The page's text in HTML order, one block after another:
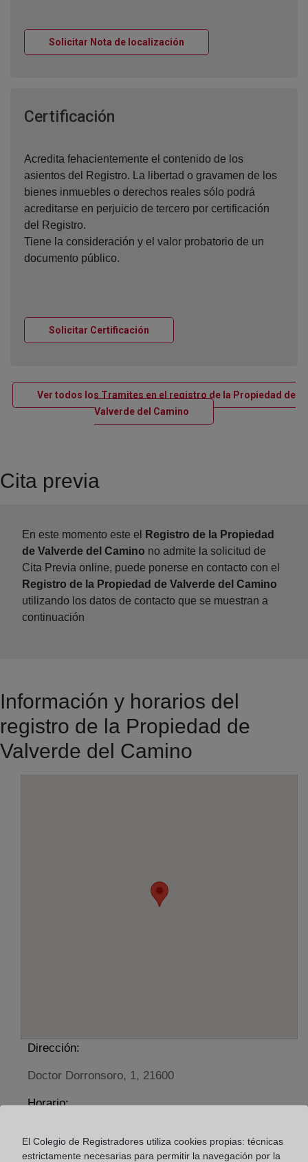
Solicitar Nota de localización
Certificación
Acredita fehacientemente el contenido de los
asientos del Registro. La libertad o gravamen de los
bienes inmuebles o derechos reales sólo podrá
acreditarse en perjuicio de tercero por certificación
del Registro.
Tiene la consideración y el valor probatorio de un
documento público.
Solicitar Certificación
Ver todos los Tramites en el registro de la Propiedad de
Valverde del Camino Ventana nueva
Cita previa
En este momento este el
Registro de la Propiedad
de Valverde del Camino no admite la solicitud de
Cita Previa online, puede ponerse en contacto con el
Registro de la Propiedad de Valverde del Camino
utilizando los datos de contacto que se muestran a
continuación
Información y horarios del
registro de la Propiedad de
Valverde del Camino
Dirección:
Doctor Dorronsoro, 1, 21600
Horario:
Agosto: De lunes a viernes de 09:00 a 14:00 horas
El Colegio de Registradores utiliza cookies propias: técnicas
estrictamente necesarias para permitir la navegación por la